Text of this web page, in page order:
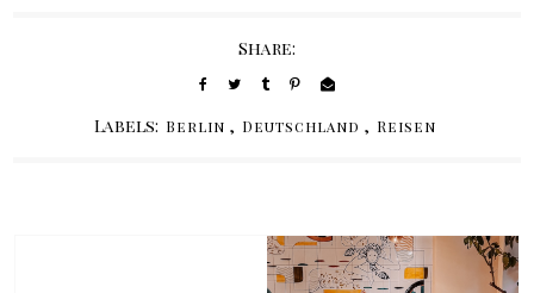
Share:
Labels: Berlin , Deutschland , Reisen